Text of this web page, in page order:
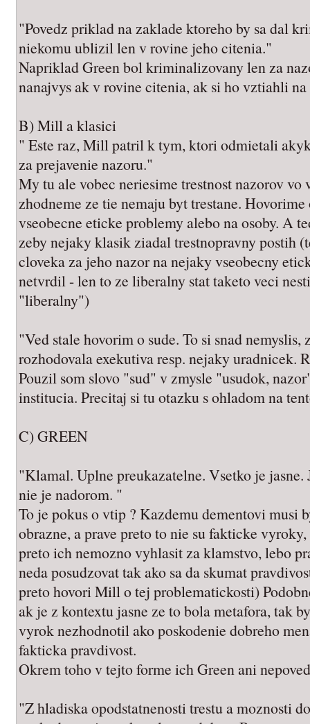
"Povedz priklad na zaklade ktoreho by sa dal
niekomu ublizil len v rovine jeho citenia."
Napriklad Green bol kriminalizovany len za
nanajvys ak v rovine citenia, ak si ho vztiahli na
B) Mill a klasici
" Este raz, Mill patril k tym, ktori odmietali
za prejavenie nazoru."
My tu ale vobec neriesime trestnost nazorov vo
zhodneme ze tie nemaju byt trestane.
vseobecne eticke problemy alebo na osoby. A
zeby nejaky klasik ziadal trestnopravny postih
cloveka za jeho nazor na nejaky vseobecny
netvrdil - len to ze liberalny stat taketo veci
"liberalny")
"Ved stale hovorim o sude. To si snad nemyslis,
rozhodovala exekutiva resp. nejaky uradnicek.
Pouzil som slovo "sud" v zmysle "usudok,
institucia. Precitaj si tu otazku s ohladom na
C) GREEN
"Klamal. Uplne preukazatelne. Vsetko je jasne.
nie je nadorom. "
To je pokus o vtip ? Kazdemu dementovi musi
obrazne, a prave preto to nie su fakticke
preto ich nemozno vyhlasit za klamstvo, lebo
neda posudzovat tak ako sa da skumat
preto hovori Mill o tej problematickosti)
ak je z kontextu jasne ze to bola metafora, tak
vyrok nezhodnotil ako poskodenie dobreho
fakticka pravdivost.
Okrem toho v tejto forme ich Green ani
"Z hladiska opodstatnenosti trestu a moznosti